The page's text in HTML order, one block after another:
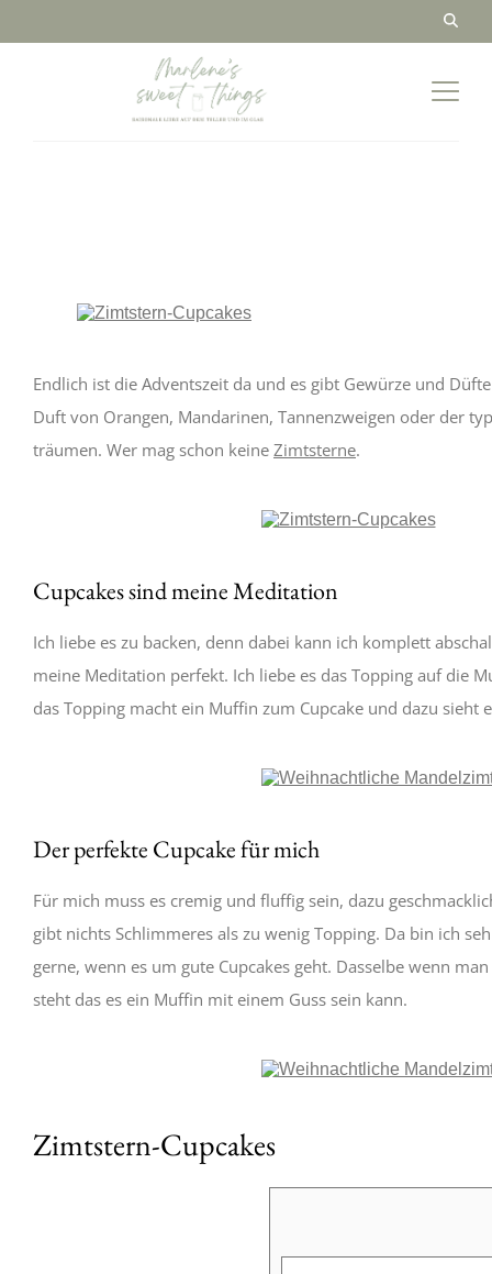
Endlich ist die Adventszeit da und es gibt Gewürze und
Duft von Orangen, Mandarinen, Tannenzweigen oder der
träumen. Wer mag schon keine Zimtsterne.
Cupcakes sind meine Meditation
Ich liebe es zu backen, denn dabei kann ich komplett
meine Meditation perfekt. Ich liebe es das Topping auf die
das Topping macht ein Muffin zum Cupcake und dazu sieht
Der perfekte Cupcake für mich
Für mich muss es cremig und fluffig sein, dazu
gibt nichts Schlimmeres als zu wenig Topping. Da bin ich
gerne, wenn es um gute Cupcakes geht. Dasselbe wenn
steht das es ein Muffin mit einem Guss sein kann.
Zimtstern-Cupcakes